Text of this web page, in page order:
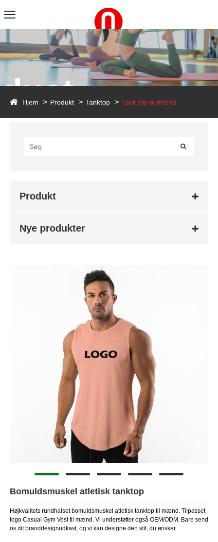
Hjem Produkt Tanktop Tank top til mænd
Produkt
Nye produkter
Bomuldsmuskel atletisk tanktop
Højkvalitets rundhalset bomuldsmuskel atletisk tanktop til mænd. Tilpasset
logo Casual Gym Vest til mænd. Vi understøtter også OEM/ODM. Bare send
os dit branddesignudkast, og vi kan designe den stil, du ønsker.